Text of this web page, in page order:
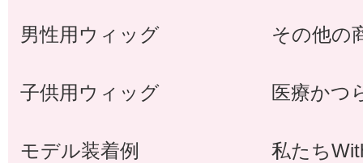
男性用ウィッグ
子供用ウィッグ
モデル装着例
その他の
医療かつ
私たち